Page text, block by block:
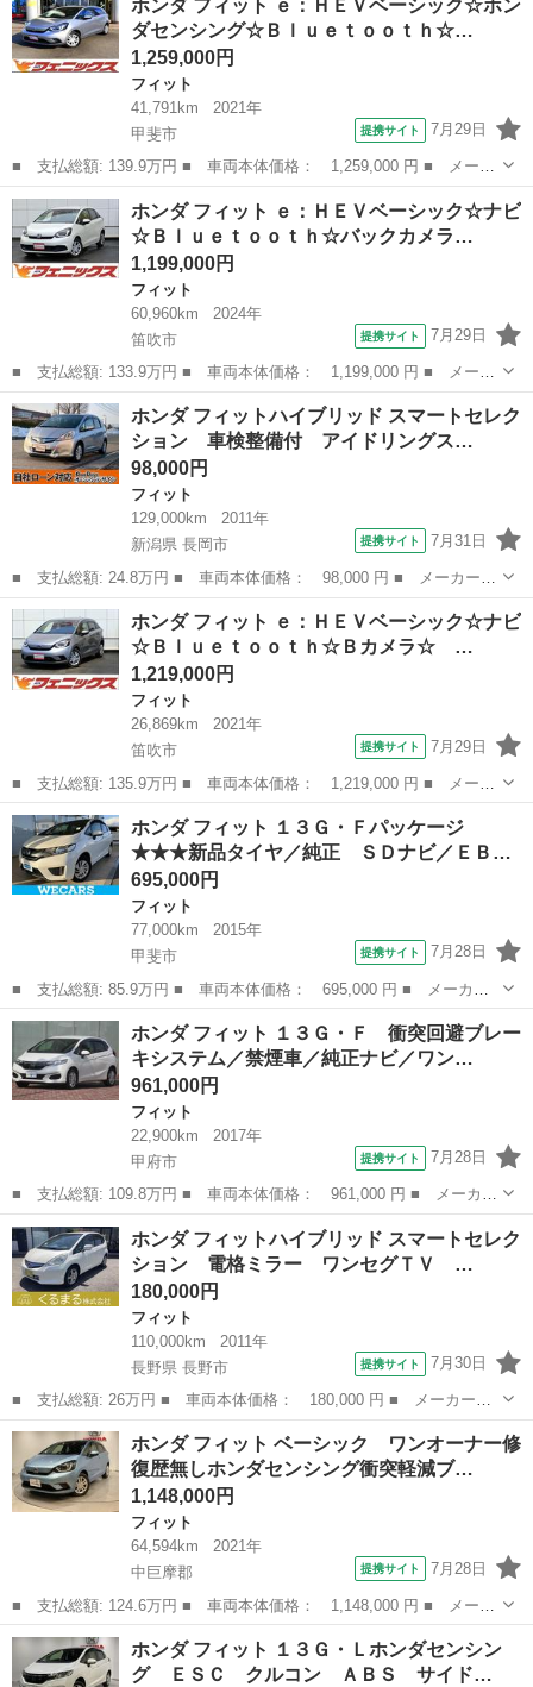
名： Ｆ☆ワンオーナー☆ホンダセンシング☆Ｂｌｕｅｔｏｏｔｈ接
続☆ ワンオーナ...
ホンダ フィット ｅ：ＨＥＶベーシック☆ホン
ダセンシング☆Ｂｌｕｅｔｏｏｔｈ☆…
1,259,000円
フィット
41,791km
2021年
甲斐市
提携サイト 7月29日
■ 支払総額: 139.9万円 ■ 車両本体価格： 1,259,000 円 ■ メーカ
ー名： ホンダ ■ 車種名： フィット ■ グレード名： ｅ：ＨＥ
Ｖベーシック☆ホンダセンシング☆Ｂｌｕｅｔｏｏｔｈ☆ ホンダセ
ンシング...
山梨 甲斐市 フィット
ホンダ フィット ｅ：ＨＥＶベーシック☆ナビ
☆Ｂｌｕｅｔｏｏｔｈ☆バックカメラ…
1,199,000円
フィット
60,960km
2024年
笛吹市
提携サイト 7月29日
■ 支払総額: 133.9万円 ■ 車両本体価格： 1,199,000 円 ■ メーカ
ー名： ホンダ ■ 車種名： フィット ■ グレード名： ｅ：ＨＥ
Ｖベーシック☆ナビ☆Ｂｌｕｅｔｏｏｔｈ☆バックカメラ ☆ナビ☆
Ｂｌｕｅ...
山梨 笛吹市 フィット
ホンダ フィットハイブリッド スマートセレク
ション 車検整備付 アイドリングス…
98,000円
フィット
129,000km
2011年
新潟県 長岡市
提携サイト 7月31日
■ 支払総額: 24.8万円 ■ 車両本体価格： 98,000 円 ■ メーカー
名： ホンダ ■ 車種名： フィットハイブリッド ■ グレード
名： スマートセレクション 車検整備付 アイドリングストップ
クルーズコントロー...
新潟 長岡市 フィット
ホンダ フィット ｅ：ＨＥＶベーシック☆ナビ
☆Ｂｌｕｅｔｏｏｔｈ☆Ｂカメラ☆ …
1,219,000円
フィット
26,869km
2021年
笛吹市
提携サイト 7月29日
■ 支払総額: 135.9万円 ■ 車両本体価格： 1,219,000 円 ■ メーカ
ー名： ホンダ ■ 車種名： フィット ■ グレード名： ｅ：ＨＥ
Ｖベーシック☆ナビ☆Ｂｌｕｅｔｏｏｔｈ☆Ｂカメラ☆ ☆ナビ☆Ｂ
ｌｕｅｔ...
山梨 笛吹市 フィット
ホンダ フィット １３Ｇ・Ｆパッケージ
★★★新品タイヤ／純正 ＳＤナビ／ＥＢ…
695,000円
フィット
77,000km
2015年
甲斐市
提携サイト 7月28日
■ 支払総額: 85.9万円 ■ 車両本体価格： 695,000 円 ■ メーカー
名： ホンダ ■ 車種名： フィット ■ グレード名： １３Ｇ・Ｆ
パッケージ ★★★新品タイヤ／純正 ＳＤナビ／ＥＢＤ付ＡＢＳ／
横滑り防止装...
山梨 甲斐市 フィット
ホンダ フィット １３Ｇ・Ｆ 衝突回避ブレー
キシステム／禁煙車／純正ナビ／ワン…
961,000円
フィット
22,900km
2017年
甲府市
提携サイト 7月28日
■ 支払総額: 109.8万円 ■ 車両本体価格： 961,000 円 ■ メーカー
名： ホンダ ■ 車種名： フィット ■ グレード名： １３Ｇ・
Ｆ 衝突回避ブレーキシステム／禁煙車／純正ナビ／ワンセグＴＶ／
オートエアコ...
山梨 甲府市 フィット
ホンダ フィットハイブリッド スマートセレク
ション 電格ミラー ワンセグＴＶ …
180,000円
フィット
110,000km
2011年
長野県 長野市
提携サイト 7月30日
■ 支払総額: 26万円 ■ 車両本体価格： 180,000 円 ■ メーカー
名： ホンダ ■ 車種名： フィットハイブリッド ■ グレード
名： スマートセレクション 電格ミラー ワンセグＴＶ スマ－ト
キ－ Ｗエアーバック...
長野 長野市 フィット
ホンダ フィット ベーシック ワンオーナー修
復歴無しホンダセンシング衝突軽減ブ…
1,148,000円
フィット
64,594km
2021年
中巨摩郡
提携サイト 7月28日
■ 支払総額: 124.6万円 ■ 車両本体価格： 1,148,000 円 ■ メーカ
ー名： ホンダ ■ 車種名： フィット ■ グレード名： ベーシッ
ク ワンオーナー修復歴無しホンダセンシング衝突軽減ブレーキレー
ンキープ...
山梨 中巨摩郡 フィット
ホンダ フィット １３Ｇ・Ｌホンダセンシン
グ ＥＳＣ クルコン ＡＢＳ サイド…